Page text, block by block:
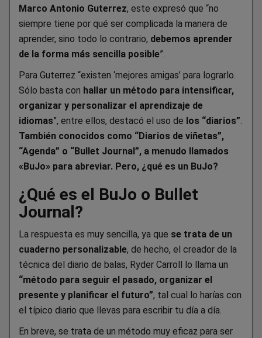
Marco Antonio Guterrez, este expresó que “no
siempre tiene por qué ser complicada la manera de
aprender, sino todo lo contrario, debemos aprender
de la forma más sencilla posible”.
Para Guterrez “existen ‘mejores amigas’ para lograrlo.
Sólo basta con hallar un método para intensificar,
organizar y personalizar el aprendizaje de
idiomas”, entre ellos, destacó el uso de los “diarios”.
También conocidos como “Diarios de viñetas”,
“Agenda” o “Bullet Journal”, a menudo llamados
«BuJo» para abreviar. Pero, ¿qué es un BuJo?
¿Qué es el BuJo o Bullet
Journal?
La respuesta es muy sencilla, ya que se trata de un
cuaderno personalizable, de hecho, el creador de la
técnica del diario de balas, Ryder Carroll lo llama un
“método para seguir el pasado, organizar el
presente y planificar el futuro”, tal cual lo harías con
el típico diario que llevas para escribir tu día a día.
En breve, se trata de un método muy eficaz para ser